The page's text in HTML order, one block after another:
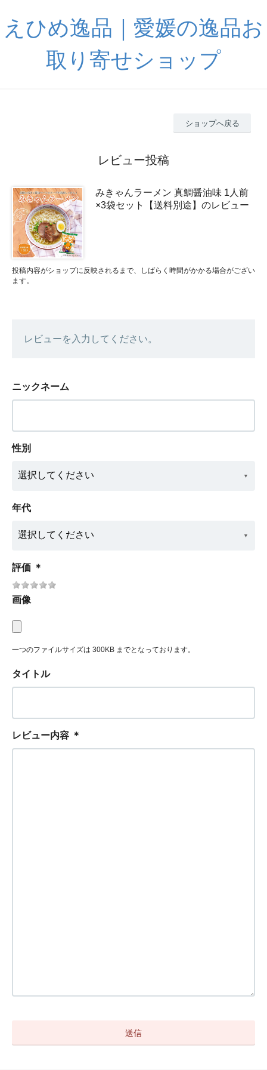
えひめ逸品｜愛媛の逸品お
取り寄せショップ
ショップへ戻る
レビュー投稿
みきゃんラーメン 真鯛醤油味 1人前
×3袋セット【送料別途】のレビュー
投稿内容がショップに反映されるまで、しばらく時間がかかる場合がござい
ます。
レビューを入力してください。
ニックネーム
性別
年代
評価 ＊
画像
一つのファイルサイズは 300KB までとなっております。
タイトル
レビュー内容 ＊